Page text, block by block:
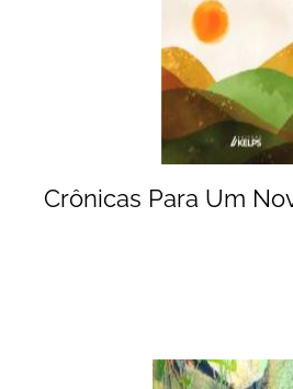
Crônicas Para Um